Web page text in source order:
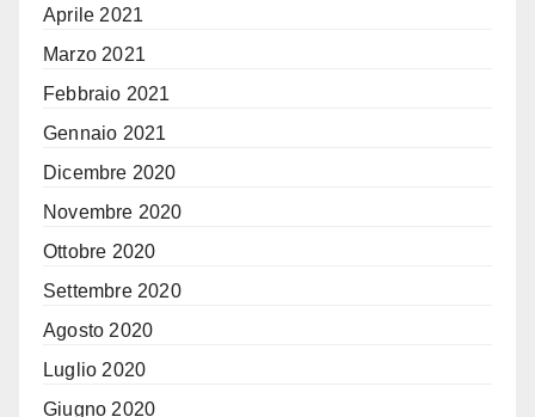
Aprile 2021
Marzo 2021
Febbraio 2021
Gennaio 2021
Dicembre 2020
Novembre 2020
Ottobre 2020
Settembre 2020
Agosto 2020
Luglio 2020
Giugno 2020